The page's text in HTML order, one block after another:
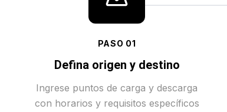
PASO 01
Defina origen y destino
Ingrese puntos de carga y descarga
con horarios y requisitos específicos